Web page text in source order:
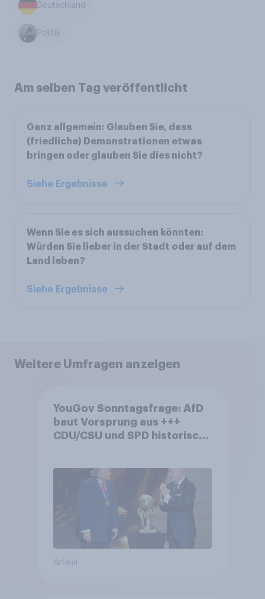
Deutschland
Politik
Am selben Tag veröffentlicht
Ganz allgemein: Glauben Sie, dass
(friedliche) Demonstrationen etwas
bringen oder glauben Sie dies nicht?
Siehe Ergebnisse
Wenn Sie es sich aussuchen könnten:
Würden Sie lieber in der Stadt oder auf dem
Land leben?
Siehe Ergebnisse
Weitere Umfragen anzeigen
YouGov Sonntagsfrage: AfD
baut Vorsprung aus +++
CDU/CSU und SPD historisch
Fußball-WM ohne Politik
Artikel